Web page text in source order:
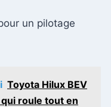
un pilotage
Toyota Hilux BEV
roule tout en